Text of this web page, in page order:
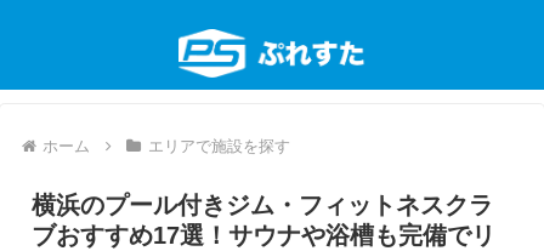
ホーム エリアで施設を探す
横浜のプール付きジム・フィットネスクラ
ブおすすめ17選！サウナや浴槽も完備でリ